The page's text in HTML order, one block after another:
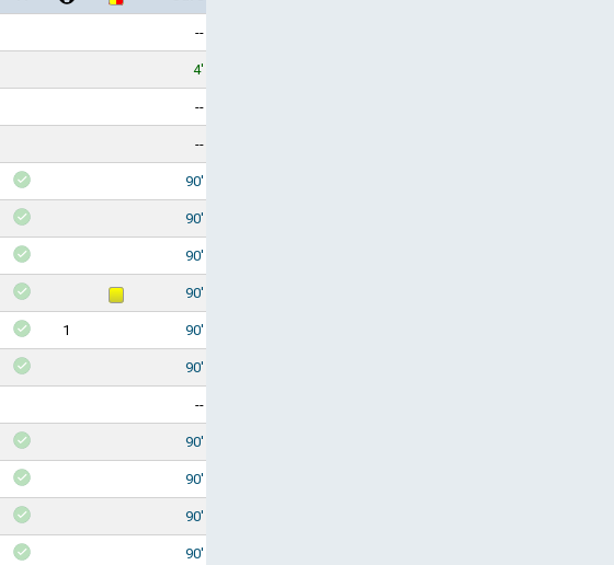
--
4'
--
--
90'
90'
90'
90'
1 90'
90'
--
90'
90'
90'
90'